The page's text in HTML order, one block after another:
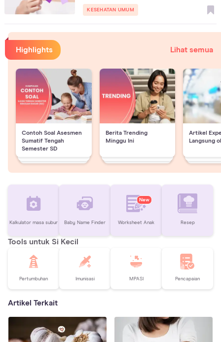
KESEHATAN UMUM
Highlights Lihat semua
Contoh Soal Asesmen
Sumatif Tengah
Semester SD
Berita Trending
Minggu Ini
Artikel
Langsung
Kalkulator masa subur Baby Name Finder
New
Worksheet Anak Resep
Tools untuk Si Kecil
Pertumbuhan Imunisasi MPASI Pencapaian
Artikel Terkait